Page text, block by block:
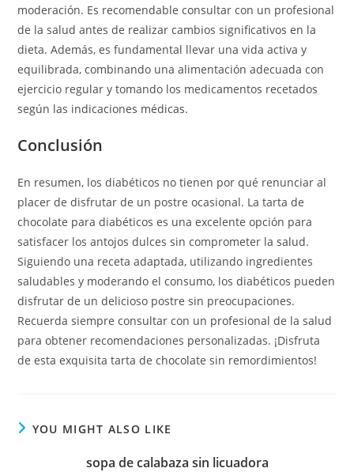
moderación. Es recomendable consultar con un profesional
de la salud antes de realizar cambios significativos en la
dieta. Además, es fundamental llevar una vida activa y
equilibrada, combinando una alimentación adecuada con
ejercicio regular y tomando los medicamentos recetados
según las indicaciones médicas.
Conclusión
En resumen, los diabéticos no tienen por qué renunciar al
placer de disfrutar de un postre ocasional. La tarta de
chocolate para diabéticos es una excelente opción para
satisfacer los antojos dulces sin comprometer la salud.
Siguiendo una receta adaptada, utilizando ingredientes
saludables y moderando el consumo, los diabéticos pueden
disfrutar de un delicioso postre sin preocupaciones.
Recuerda siempre consultar con un profesional de la salud
para obtener recomendaciones personalizadas. ¡Disfruta
de esta exquisita tarta de chocolate sin remordimientos!
YOU MIGHT ALSO LIKE
sopa de calabaza sin licuadora